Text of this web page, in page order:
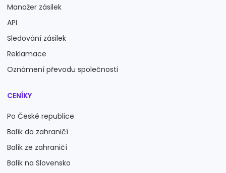
Manažer zásilek
API
Sledování zásilek
Reklamace
Oznámení převodu společnosti
CENÍKY
Po České republice
Balík do zahraničí
Balík ze zahraničí
Balík na Slovensko